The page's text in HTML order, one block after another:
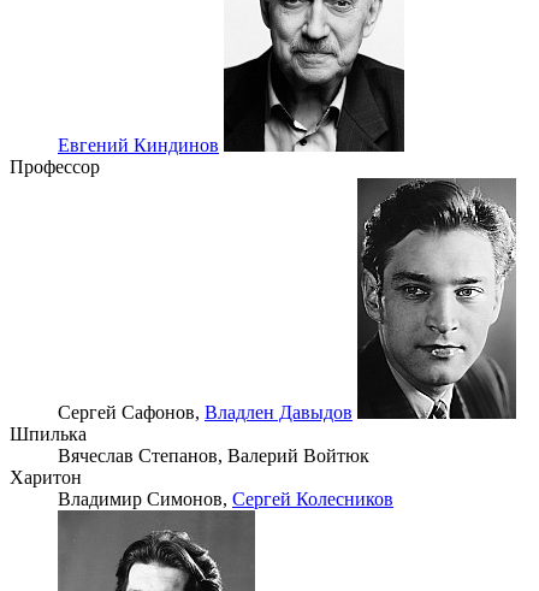
Евгений Киндинов
Профессор
Сергей Сафонов, Владлен Давыдов
Шпилька
Вячеслав Степанов, Валерий Войтюк
Харитон
Владимир Симонов, Сергей Колесников